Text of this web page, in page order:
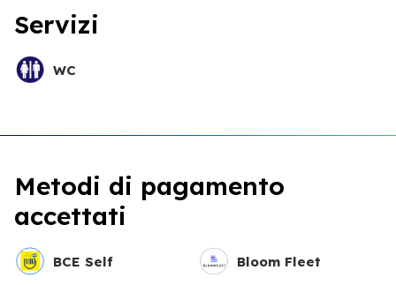
Servizi
WC
Metodi di pagamento
accettati
BCE Self Bloom Fleet